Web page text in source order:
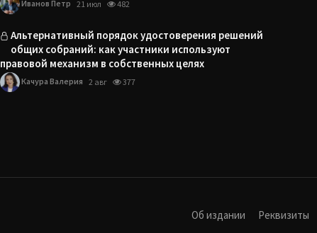
Иванов Петр 21 июл 482
Альтернативный порядок удостоверения решений
общих собраний: как участники используют
правовой механизм в собственных целях
Качура Валерия 2 авг 377
Об издании Реквизиты